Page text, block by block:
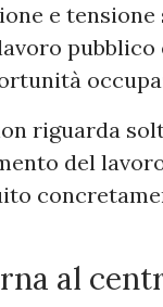
e
riguarda
del
al